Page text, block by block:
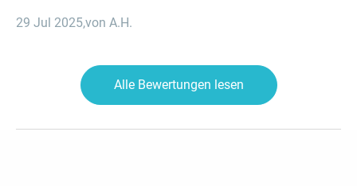
29 Jul 2025,von A.H.
Alle Bewertungen lesen